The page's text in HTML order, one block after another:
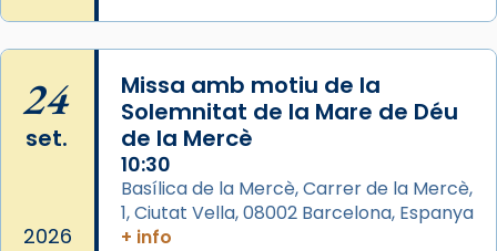
2 weeks ago
seu germà Joan i Pere un dels que
acompanyava més de prop Jesús.
Segons el llibre dels Fets (12,2) fou el primer
apòstol màrtir, decapitat a Jerusalem per
Herodes Agripa (vers l'any 44).
24
set.
2026
Missa amb motiu de la
Solemnitat de la Mare de Déu
de la Mercè
10:30
Basílica de la Mercè, Carrer de la Mercè,
1, Ciutat Vella, 08002 Barcelona, Espanya
+ info